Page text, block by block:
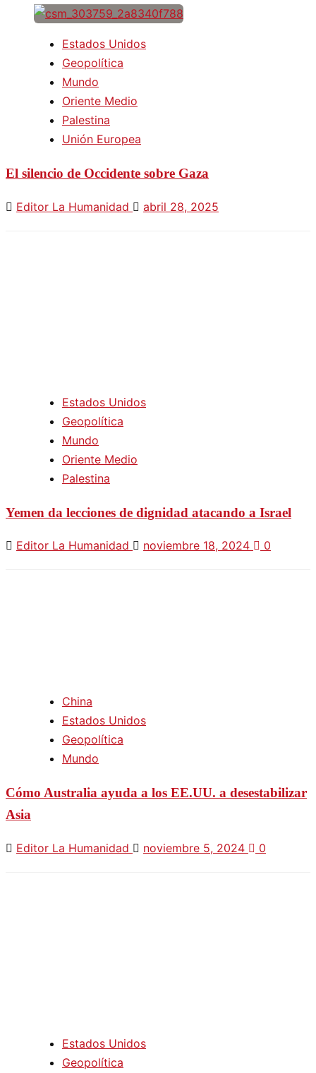
Estados Unidos
Geopolítica
Mundo
Oriente Medio
Palestina
Unión Europea
El silencio de Occidente sobre Gaza
Editor La Humanidad abril 28, 2025
Estados Unidos
Geopolítica
Mundo
Oriente Medio
Palestina
Yemen da lecciones de dignidad atacando a Israel
Editor La Humanidad noviembre 18, 2024 0
China
Estados Unidos
Geopolítica
Mundo
Cómo Australia ayuda a los EE.UU. a desestabilizar
Asia
Editor La Humanidad noviembre 5, 2024 0
Estados Unidos
Geopolítica